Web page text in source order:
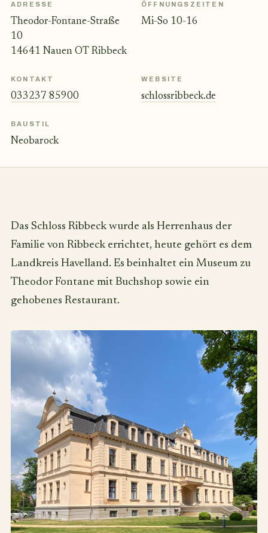
ADRESSE
Theodor-Fontane-Straße
10
14641 Nauen OT Ribbeck
ÖFFNUNGSZEITEN
Mi-So 10-16
KONTAKT
033237 85900
WEBSITE
schlossribbeck.de
BAUSTIL
Neobarock
Das Schloss Ribbeck wurde als Herrenhaus der
Familie von Ribbeck errichtet, heute gehört es dem
Landkreis Havelland. Es beinhaltet ein Museum zu
Theodor Fontane mit Buchshop sowie ein
gehobenes Restaurant.